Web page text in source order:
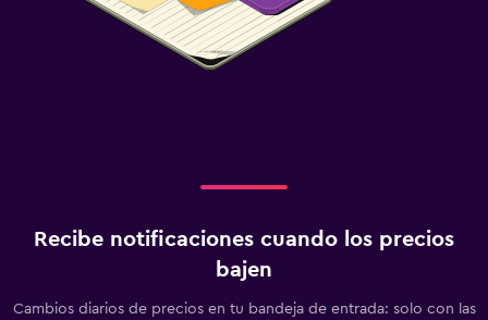
Recibe notificaciones cuando los precios
bajen
Cambios diarios de precios en tu bandeja de entrada: solo con las